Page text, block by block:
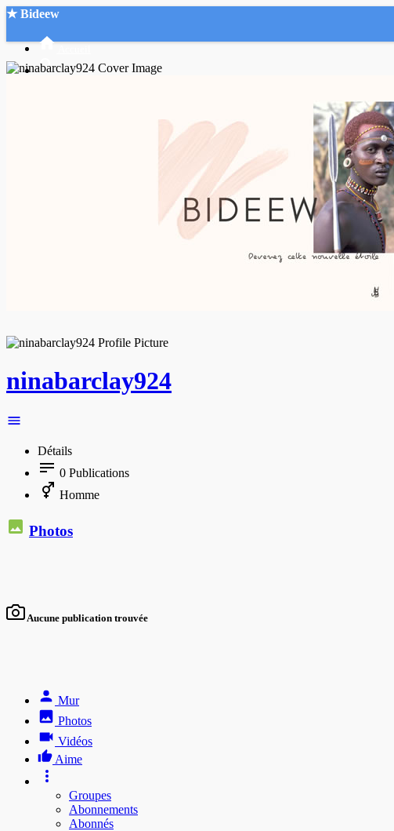
★ Bideew
ninabarclay924
Détails
0 Publications
Homme
Photos
Aucune publication trouvée
Mur
Photos
Vidéos
Aime
Groupes
Abonnements
Abonnés